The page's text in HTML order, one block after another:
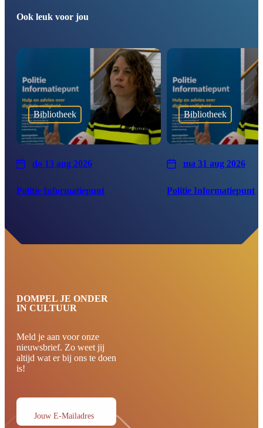
Ook leuk voor jou
Bibliotheek
do 13 aug 2026
Politie Informatiepunt
Bibliotheek
ma 31 aug 2026
Politie Informatiepunt
DOMPEL JE ONDER
IN CULTUUR
Meld je aan voor onze
nieuwsbrief. Zo weet jij
altijd wat er bij ons te doen
is!
Jouw E-Mailadres